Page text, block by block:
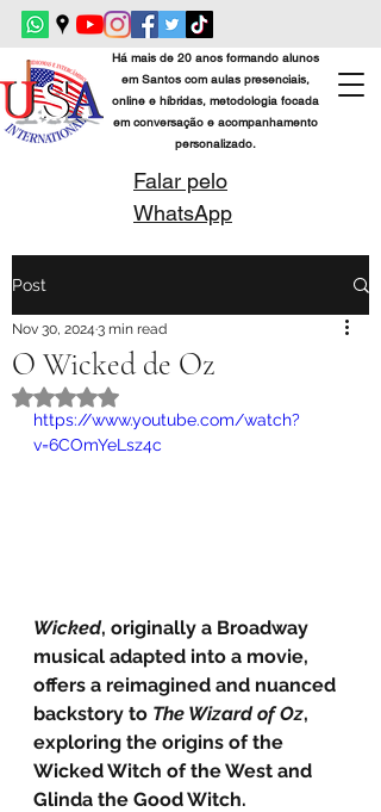
Há mais de 20 anos formando alunos
em Santos com aulas presenciais,
online e híbridas, metodologia focada
em conversação e acompanhamento
personalizado.
Falar pelo
WhatsApp
Post
O Wicked de Oz
Nov 30, 2024 3 min read
Rated NaN out of 5 stars.
https://www.youtube.com/watch?
v=6COmYeLsz4c
Wicked, originally a Broadway
musical adapted into a movie,
offers a reimagined and nuanced
backstory to The Wizard of Oz,
exploring the origins of the
Wicked Witch of the West and
Glinda the Good Witch.